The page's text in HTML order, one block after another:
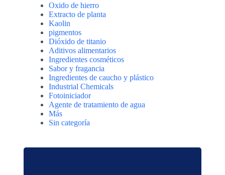
Oxido de hierro
Extracto de planta
Kaolin
pigmentos
Dióxido de titanio
Aditivos alimentarios
Ingredientes cosméticos
Sabor y fragancia
Ingredientes de caucho y plástico
Industrial Chemicals
Fotoiniciador
Agente de tratamiento de agua
Más
Sin categoría